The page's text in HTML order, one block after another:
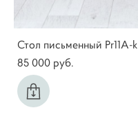
Стол письменный Pr11A-k
85 000 pуб.